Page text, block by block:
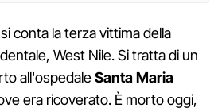
conta la terza vittima della
West Nile. Si tratta di un
all'ospedaleSanta Maria
era ricoverato. È morto oggi,